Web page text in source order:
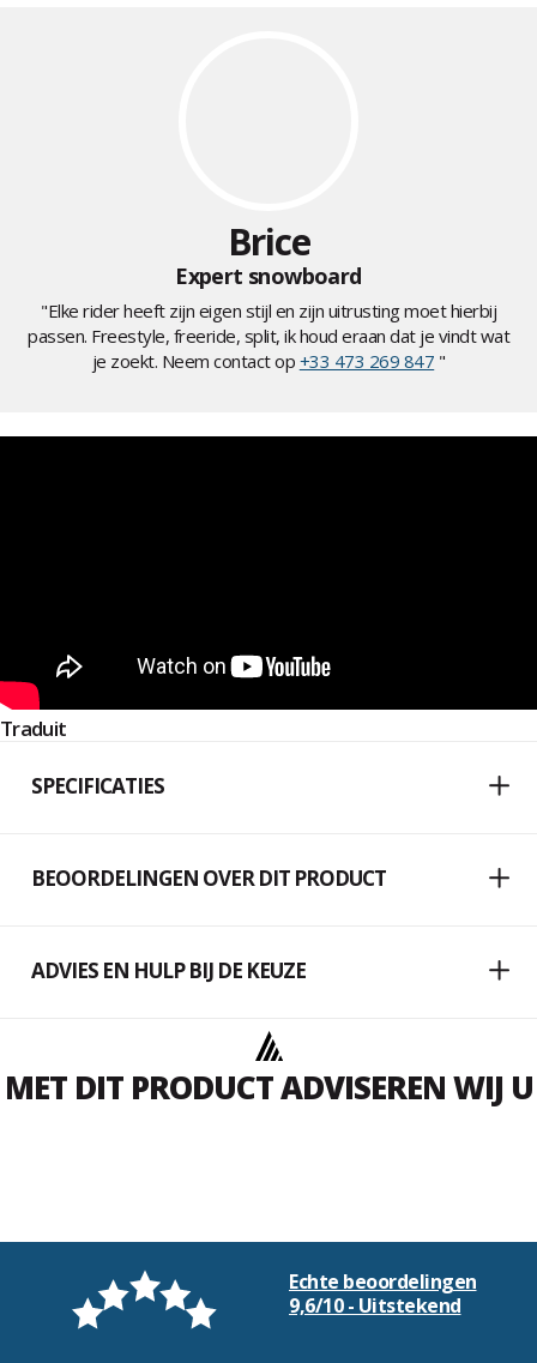
Brice
Expert snowboard
"Elke rider heeft zijn eigen stijl en zijn uitrusting moet hierbij
passen. Freestyle, freeride, split, ik houd eraan dat je vindt wat
je zoekt. Neem contact op +33 473 269 847 "
Traduit
SPECIFICATIES
BEOORDELINGEN OVER DIT PRODUCT
ADVIES EN HULP BIJ DE KEUZE
MET DIT PRODUCT ADVISEREN WIJ U
Echte beoordelingen
9,6/10 - Uitstekend